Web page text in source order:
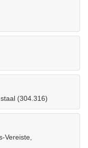
(304.316)
Vereiste,